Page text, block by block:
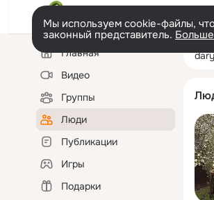
Мы используем cookie-файлы,
законный представитель.
Левая
колонкаГлавная
Видео
Группы
Люди
Публикации
Игры
Подарки